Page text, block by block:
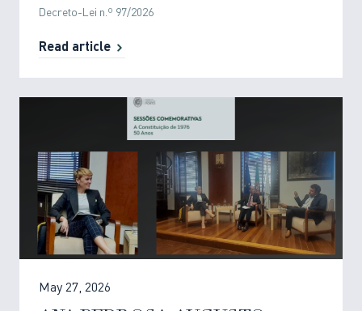
Decreto-Lei n.º 97/2026
Read article
May 27, 2026